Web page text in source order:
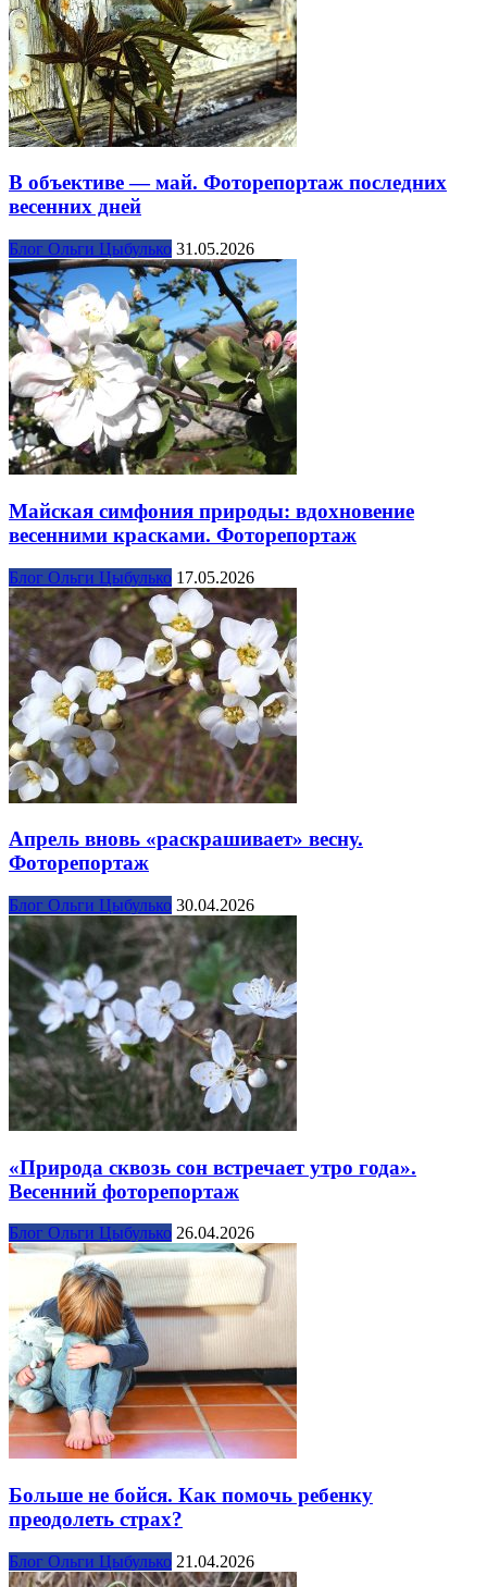
В объективе — май. Фоторепортаж последних
весенних дней
Блог Ольги Цыбулько 31.05.2026
Майская симфония природы: вдохновение
весенними красками. Фоторепортаж
Блог Ольги Цыбулько 17.05.2026
Апрель вновь «раскрашивает» весну.
Фоторепортаж
Блог Ольги Цыбулько 30.04.2026
«Природа сквозь сон встречает утро года».
Весенний фоторепортаж
Блог Ольги Цыбулько 26.04.2026
Больше не бойся. Как помочь ребенку
преодолеть страх?
Блог Ольги Цыбулько 21.04.2026